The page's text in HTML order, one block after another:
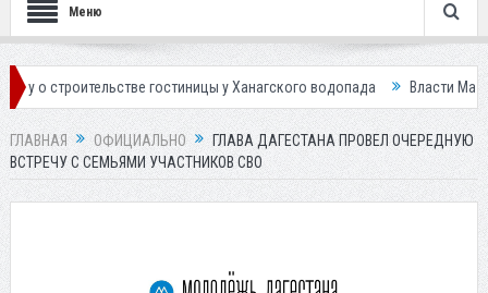
Меню
гостиницы у Ханагского водопада Власти Махачкалы
ГЛАВНАЯ ОФИЦИАЛЬНО
ГЛАВА ДАГЕСТАНА ПРОВЕЛ ОЧЕРЕДНУЮ
ВСТРЕЧУ С СЕМЬЯМИ УЧАСТНИКОВ СВО